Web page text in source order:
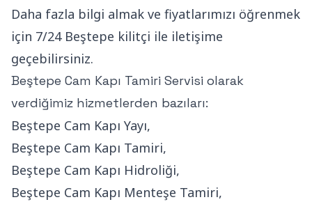
Daha fazla bilgi almak ve fiyatlarımızı öğrenmek
için 7/24 Beştepe kilitçi ile iletişime
geçebilirsiniz.
Beştepe Cam Kapı Tamiri Servisi olarak
verdiğimiz hizmetlerden bazıları:
Beştepe Cam Kapı Yayı,
Beştepe Cam Kapı Tamiri,
Beştepe Cam Kapı Hidroliği,
Beştepe Cam Kapı Menteşe Tamiri,